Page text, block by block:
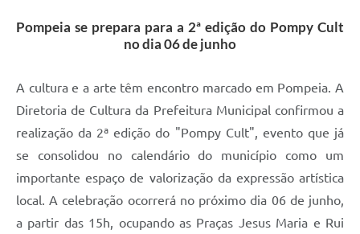
Pompeia se prepara para a 2ª edição do Pompy Cult
no dia 06 de junho
A cultura e a arte têm encontro marcado em Pompeia. A
Diretoria de Cultura da Prefeitura Municipal confirmou a
realização da 2ª edição do "Pompy Cult", evento que já
se consolidou no calendário do município como um
importante espaço de valorização da expressão artística
local. A celebração ocorrerá no próximo dia 06 de junho,
a partir das 15h, ocupando as Praças Jesus Maria e Rui